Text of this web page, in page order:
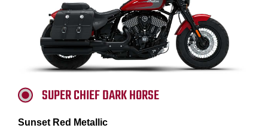
SUPER CHIEF DARK HORSE
Sunset Red Metallic